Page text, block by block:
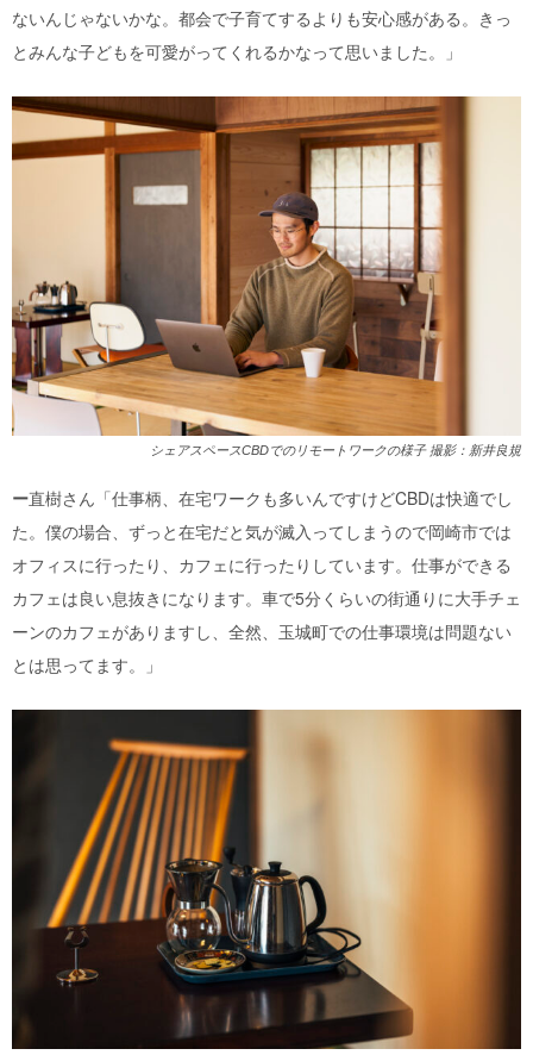
ないんじゃないかな。都会で子育てするよりも安心感がある。きっ
とみんな子どもを可愛がってくれるかなって思いました。」
シェアスペースCBDでのリモートワークの様子 撮影：新井良規
ー直樹さん「仕事柄、在宅ワークも多いんですけどCBDは快適でし
た。僕の場合、ずっと在宅だと気が滅入ってしまうので岡崎市では
オフィスに行ったり、カフェに行ったりしています。仕事ができる
カフェは良い息抜きになります。車で5分くらいの街通りに大手チェ
ーンのカフェがありますし、全然、玉城町での仕事環境は問題ない
とは思ってます。」